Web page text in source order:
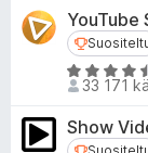
5
u
4
,
3
5
v
i
o
u
4
YouTube
A
r
v
i
33 171
Show